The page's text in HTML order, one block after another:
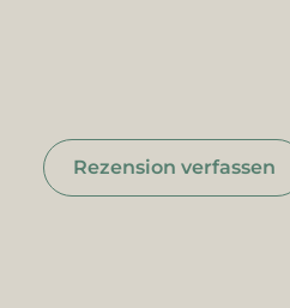
Rezension verfassen